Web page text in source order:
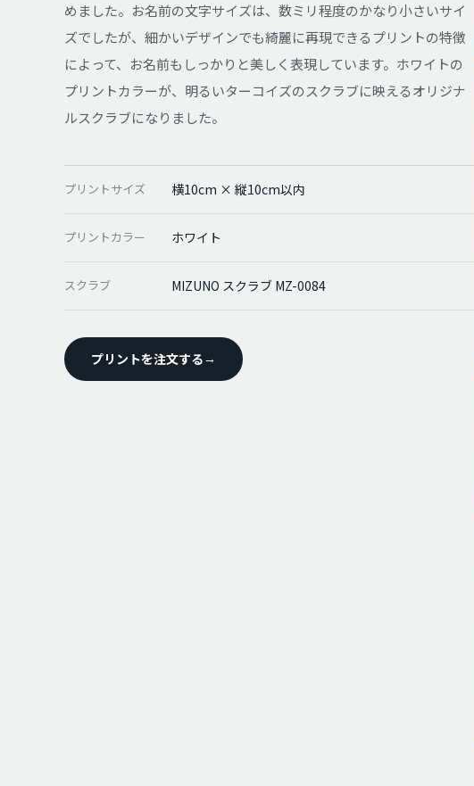
めました。お名前の文字サイズは、数ミリ程度のかなり小さいサイ
ズでしたが、細かいデザインでも綺麗に再現できるプリントの特徴
によって、お名前もしっかりと美しく表現しています。ホワイトの
プリントカラーが、明るいターコイズのスクラブに映えるオリジナ
ルスクラブになりました。
プリントサイズ 横10cm × 縦10cm以内
プリントカラー ホワイト
スクラブ MIZUNO スクラブ MZ-0084
プリントを注文する →